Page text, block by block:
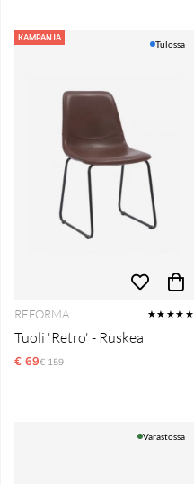
KAMPANJA
Tulossa
REFORMA ★★★★★
Tuoli 'Retro' - Ruskea
€ 69Normaali hinta
€ 159
Varastossa